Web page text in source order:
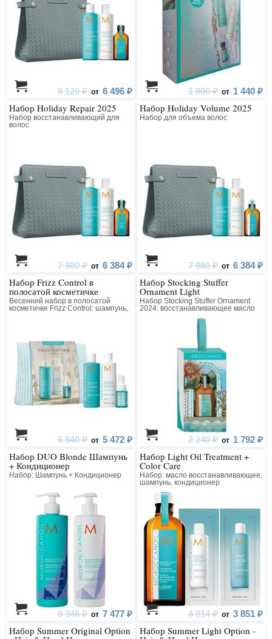
8 120 ₽ от 6 496 ₽ 1 800 ₽ от 1 440 ₽
Набор Holiday Repair 2025
Набор восстанавливающий для
волос
7 980 ₽ от 6 384 ₽
Набор Holiday Volume 2025
Набор для объема волос
7 980 ₽ от 6 384 ₽
Набор Frizz Control в
полосатой косметичке
Весенний набор в полосатой
косметичке Frizz Control: шампунь,
6 840 ₽ от 5 472 ₽
Набор Stocking Stuffer
Ornament Light
Набор Stocking Stuffer Ornament
2024: восстанавливающее масло
2 240 ₽ от 1 792 ₽
Набор DUO Blonde Шампунь
+ Кондиционер
Набор: Шампунь + Кондиционер
9 346 ₽ от 7 477 ₽
Набор Light Oil Treatment +
Color Care
Набор: масло восстанавливающее,
шампунь, кондиционер
4 814 ₽ от 3 851 ₽
Набор Summer Original Option Набор Summer Light Option -